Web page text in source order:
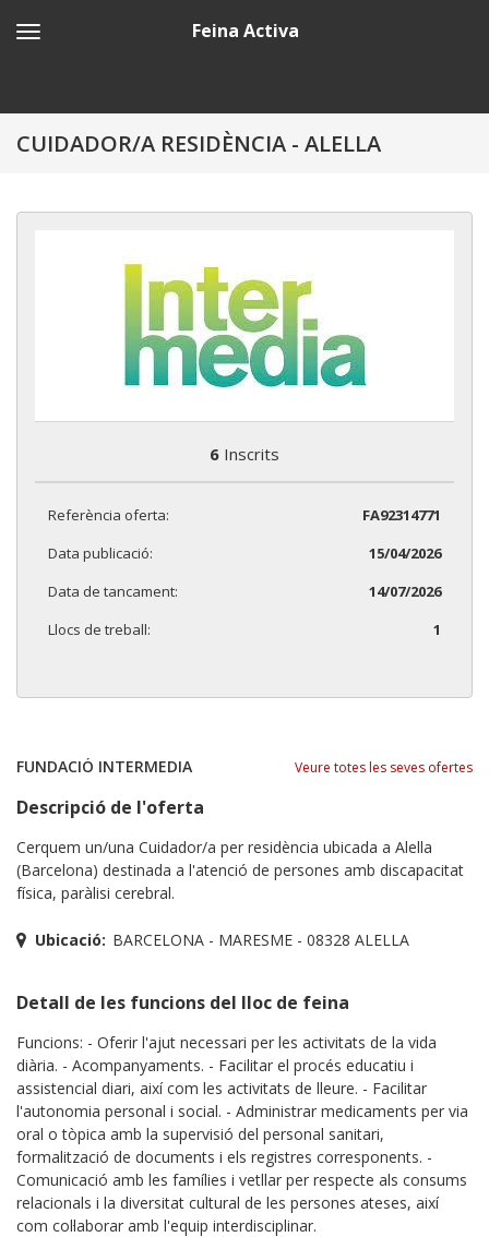
Feina Activa
CUIDADOR/A RESIDÈNCIA - ALELLA
6 Inscrits
Referència oferta:
FA92314771
Data publicació:
15/04/2026
Data de tancament:
14/07/2026
Llocs de treball:
1
FUNDACIÓ INTERMEDIA Veure totes les seves ofertes
Descripció de l'oferta
Cerquem un/una Cuidador/a per residència ubicada a Alella
(Barcelona) destinada a l'atenció de persones amb discapacitat
física, paràlisi cerebral.
Ubicació: BARCELONA - MARESME - 08328 ALELLA
Detall de les funcions del lloc de feina
Funcions: - Oferir l'ajut necessari per les activitats de la vida
diària. - Acompanyaments. - Facilitar el procés educatiu i
assistencial diari, així com les activitats de lleure. - Facilitar
l'autonomia personal i social. - Administrar medicaments per via
oral o tòpica amb la supervisió del personal sanitari,
formalització de documents i els registres corresponents. -
Comunicació amb les famílies i vetllar per respecte als consums
relacionals i la diversitat cultural de les persones ateses, així
com col·laborar amb l'equip interdisciplinar.